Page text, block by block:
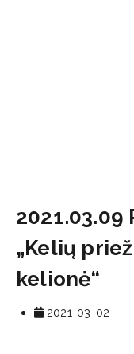
2021.03.09
„Kelių
kelionė“
2021-03-02